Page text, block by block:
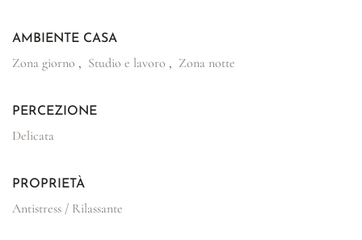
AMBIENTE CASA
Zona giorno , Studio e lavoro , Zona notte
PERCEZIONE
Delicata
PROPRIETÀ
Antistress / Rilassante